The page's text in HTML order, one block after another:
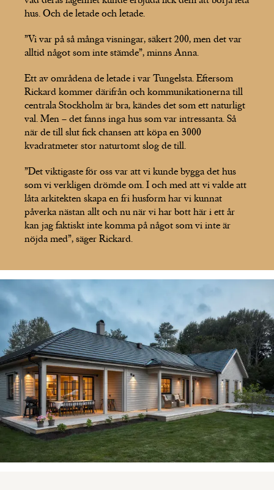
hus. Och de letade och letade.
”Vi var på så många visningar, säkert 200, men det var
alltid något som inte stämde”, minns Anna.
Ett av områdena de letade i var Tungelsta. Eftersom
Rickard kommer därifrån och kommunikationerna till
centrala Stockholm är bra, kändes det som ett naturligt
val. Men – det fanns inga hus som var intressanta. Så
när de till slut fick chansen att köpa en 3000
kvadratmeter stor naturtomt slog de till.
”Det viktigaste för oss var att vi kunde bygga det hus
som vi verkligen drömde om. I och med att vi valde att
låta arkitekten skapa en fri husform har vi kunnat
påverka nästan allt och nu när vi har bott här i ett år
kan jag faktiskt inte komma på något som vi inte är
nöjda med”, säger Rickard.